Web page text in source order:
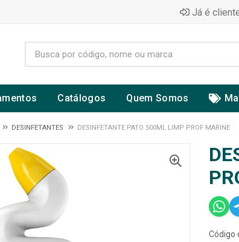
Já é
Catálogos Quem Somos
DESINFETANTES DESINFETANTE PATO 500ML LIMP PROF MARINE
Código